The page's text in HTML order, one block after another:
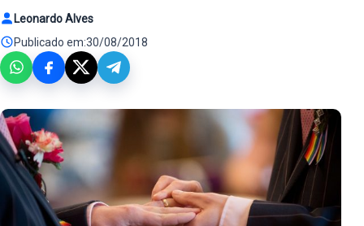
Leonardo Alves
Publicado em:30/08/2018